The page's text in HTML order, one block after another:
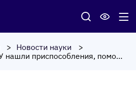
Новости науки
Морские биологи МГУ нашли приспособления, помогающие моллюскам питаться гидроидными полипами